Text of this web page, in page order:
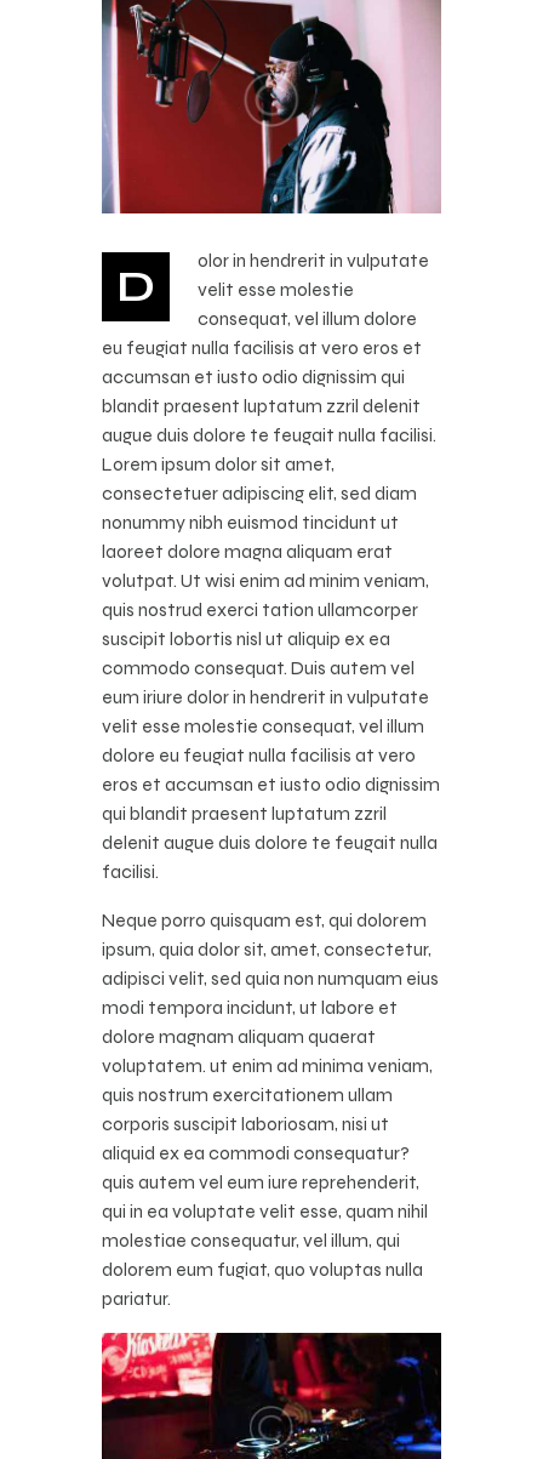
D
olor in hendrerit in vulputate
velit esse molestie
consequat, vel illum dolore
eu feugiat nulla facilisis at vero eros et
accumsan et iusto odio dignissim qui
blandit praesent luptatum zzril delenit
augue duis dolore te feugait nulla facilisi.
Lorem ipsum dolor sit amet,
consectetuer adipiscing elit, sed diam
nonummy nibh euismod tincidunt ut
laoreet dolore magna aliquam erat
volutpat. Ut wisi enim ad minim veniam,
quis nostrud exerci tation ullamcorper
suscipit lobortis nisl ut aliquip ex ea
commodo consequat. Duis autem vel
eum iriure dolor in hendrerit in vulputate
velit esse molestie consequat, vel illum
dolore eu feugiat nulla facilisis at vero
eros et accumsan et iusto odio dignissim
qui blandit praesent luptatum zzril
delenit augue duis dolore te feugait nulla
facilisi.
Neque porro quisquam est, qui dolorem
ipsum, quia dolor sit, amet, consectetur,
adipisci velit, sed quia non numquam eius
modi tempora incidunt, ut labore et
dolore magnam aliquam quaerat
voluptatem. ut enim ad minima veniam,
quis nostrum exercitationem ullam
corporis suscipit laboriosam, nisi ut
aliquid ex ea commodi consequatur?
quis autem vel eum iure reprehenderit,
qui in ea voluptate velit esse, quam nihil
molestiae consequatur, vel illum, qui
dolorem eum fugiat, quo voluptas nulla
pariatur.